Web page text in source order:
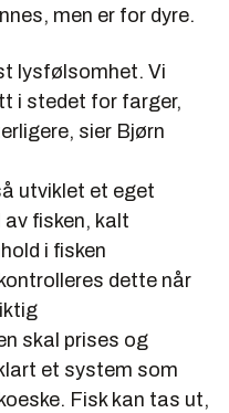
men er for dyre.
lysfølsomhet. Vi
i stedet for farger,
sier Bjørn
utviklet et eget
fisken, kalt
i fisken
dette når
skal prises og
et system som
Fisk kan tas ut,